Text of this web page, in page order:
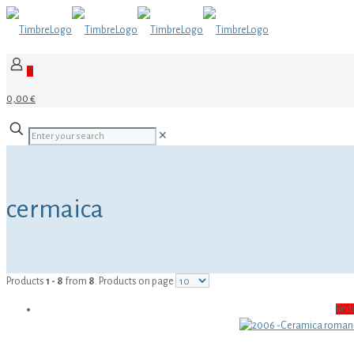
0
0,00 €
✕
cermaica
Products 1 - 8 from 8. Products on page